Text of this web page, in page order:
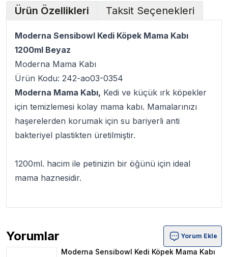
Ürün Özellikleri Taksit Seçenekleri
Moderna Sensibowl Kedi Köpek Mama Kabı
1200ml Beyaz
Moderna Mama Kabı
Ürün Kodu: 242-ao03-0354
Moderna Mama Kabı, Kedi ve küçük ırk köpekler
için temizlemesi kolay mama kabı. Mamalarınızı
haşerelerden korumak için su bariyerli anti
bakteriyel plastikten üretilmiştir.
1200ml. hacim ile petinizin bir öğünü için ideal
mama haznesidir.
Yorumlar
Moderna Sensibowl Kedi Köpek Mama Kabı 1200ml
Yorum Ekle
Moderna Sensibowl Kedi Köpek Mama Kabı